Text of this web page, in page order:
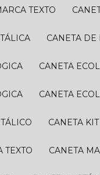
TEXTO
CANETA
CANETA
CANETA
CANETA
TEXTO CANETA